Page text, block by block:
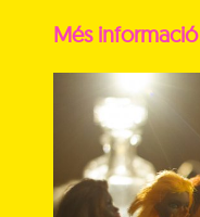
Més informació